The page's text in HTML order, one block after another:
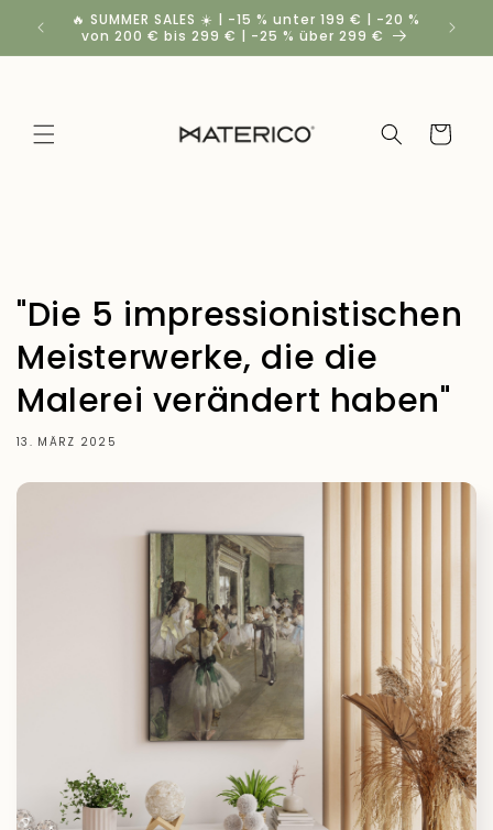
zum
Inhalt
🔥 SUMMER SALES ☀️ | -15 % unter 199 € | -20 %
von 200 € bis 299 € | -25 % über 299 €
Warenkorb
"Die 5 impressionistischen
Meisterwerke, die die
Malerei verändert haben"
13. MÄRZ 2025